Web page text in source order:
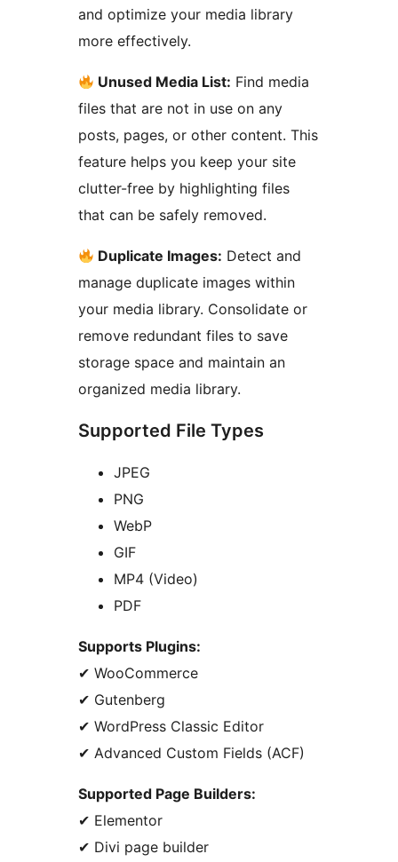
and optimize your media library
more effectively.
Unused Media List: Find media
files that are not in use on any
posts, pages, or other content. This
feature helps you keep your site
clutter-free by highlighting files
that can be safely removed.
Duplicate Images: Detect and
manage duplicate images within
your media library. Consolidate or
remove redundant files to save
storage space and maintain an
organized media library.
Supported File Types
JPEG
PNG
WebP
GIF
MP4 (Video)
PDF
Supports Plugins:
✔ WooCommerce
✔ Gutenberg
✔ WordPress Classic Editor
✔ Advanced Custom Fields (ACF)
Supported Page Builders:
✔ Elementor
✔ Divi page builder